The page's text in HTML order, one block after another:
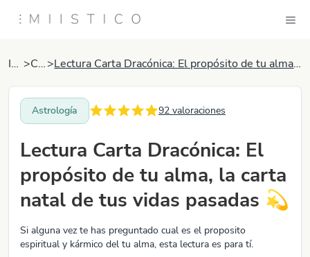
Inicio > Camila> Lectura Carta Dracónica: El propósito de tu alma, la carta natal de tus vidas pasadas 💫
Astrología 92 valoraciones
Lectura Carta Dracónica: El
propósito de tu alma, la carta
natal de tus vidas pasadas 💫
Si alguna vez te has preguntado cual es el proposito
espiritual y kármico del tu alma, esta lectura es para tí.